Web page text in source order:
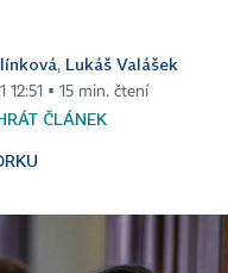
, Lukáš Valášek
12:51 ▪ 15 min. čtení
ČLÁNEK